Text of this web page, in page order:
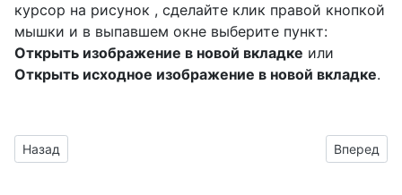
курсор на рисунок , сделайте клик правой кнопкой
мышки и в выпавшем окне выберите пункт:
Открыть изображение в новой вкладке или
Открыть исходное изображение в новой вкладке.
Предыдущий материал: картинки для оформления
Назад Вперед